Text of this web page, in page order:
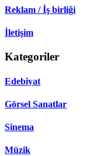
Reklam / İş birliği
İletişim
Kategoriler
Edebiyat
Görsel Sanatlar
Sinema
Müzik